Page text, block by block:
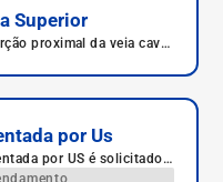
Superior
proximal da veia cava
por Us
por US é solicitado